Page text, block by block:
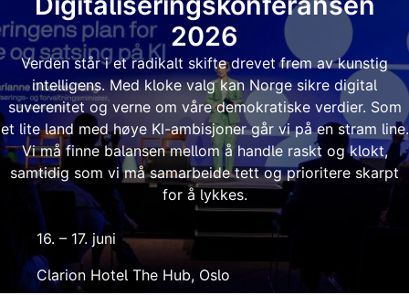
2026
Verden står i et radikalt skifte drevet frem av kunstig
intelligens. Med kloke valg kan Norge sikre digital
suverenitet og verne om våre demokratiske verdier. Som
et lite land med høye KI-ambisjoner går vi på en stram line.
Vi må finne balansen mellom å handle raskt og klokt,
samtidig som vi må samarbeide tett og prioritere skarpt
for å lykkes.
16. – 17. juni
Clarion Hotel The Hub, Oslo